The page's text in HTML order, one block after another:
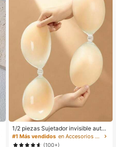
1/2 piezas Sujetador invisible autoa
dhesivo de silicona sin tirantes para
mujeres, adecuado para vestidos d
#1 Más vendidos
en Accesorios antideslizantes para ropa
(100+)